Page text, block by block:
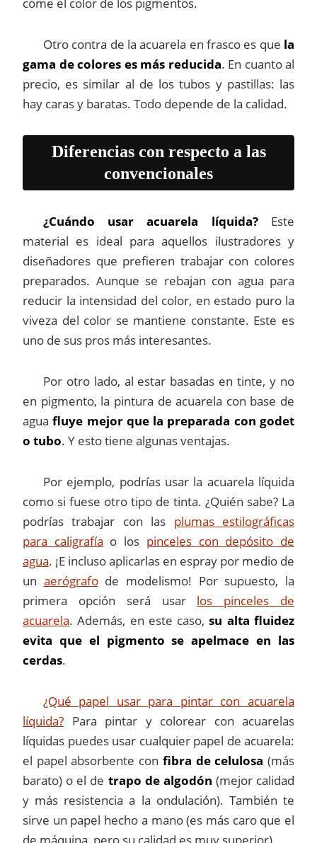
Otro contra de la acuarela en frasco es que la
gama de colores es más reducida. En cuanto al
precio, es similar al de los tubos y pastillas: las
hay caras y baratas. Todo depende de la calidad.
Diferencias con respecto a las
convencionales
¿Cuándo usar acuarela líquida?Este
material es ideal para aquellos ilustradores y
diseñadores que prefieren trabajar con colores
preparados. Aunque se rebajan con agua para
reducir la intensidad del color, en estado puro la
viveza del color se mantiene constante. Este es
uno de sus pros más interesantes.
Por otro lado, al estar basadas en tinte, y no
en pigmento, la pintura de acuarela con base de
aguafluye mejor que la preparada con godet
o tubo. Y esto tiene algunas ventajas.
Por ejemplo, podrías usar la acuarela líquida
como si fuese otro tipo de tinta. ¿Quién sabe? La
podrías trabajar con las plumas estilográficas
para caligrafía o los pinceles con depósito de
agua. ¡E incluso aplicarlas en espray por medio de
un aerógrafode modelismo! Por supuesto, la
primera opción será usar los pinceles de
acuarela. Además, en este caso,su alta fluidez
evita que el pigmento se apelmace en las
cerdas.
¿Qué papel usar para pintar con acuarela
líquida? Para pintar y colorear con acuarelas
líquidas puedes usar cualquier papel de acuarela:
el papel absorbente con fibra de celulosa (más
barato) o el de trapo de algodón (mejor calidad
y más resistencia a la ondulación). También te
sirve un papel hecho a mano (es más caro que el
de máquina, pero su calidad es muy superior).